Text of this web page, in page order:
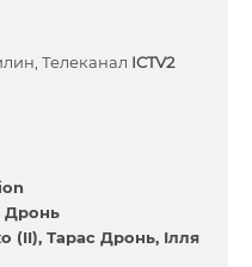
Телеканал ICTV2
Дронь
(II) Тарас Дронь Ілля